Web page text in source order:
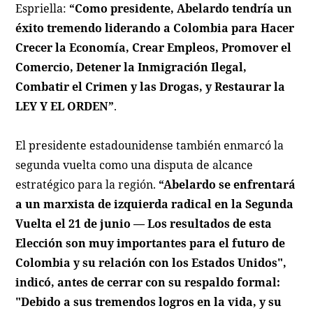
Espriella: “Como presidente, Abelardo tendría un
éxito tremendo liderando a Colombia para Hacer
Crecer la Economía, Crear Empleos, Promover el
Comercio, Detener la Inmigración Ilegal,
Combatir el Crimen y las Drogas, y Restaurar la
LEY Y EL ORDEN”.
El presidente estadounidense también enmarcó la
segunda vuelta como una disputa de alcance
estratégico para la región. “Abelardo se enfrentará
a un marxista de izquierda radical en la Segunda
Vuelta el 21 de junio — Los resultados de esta
Elección son muy importantes para el futuro de
Colombia y su relación con los Estados Unidos",
indicó, antes de cerrar con su respaldo formal:
"Debido a sus tremendos logros en la vida, y su